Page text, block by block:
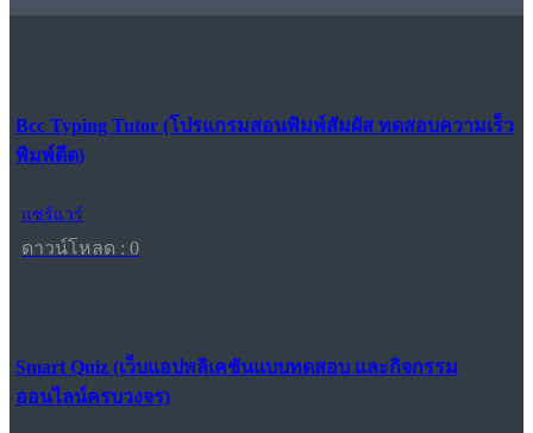
Bcc Typing Tutor (โปรแกรมสอนพิมพ์สัมผัส ทดสอบความเร็ว
พิมพ์ดีด)
แชร์แวร์
ดาวน์โหลด : 0
Smart Quiz (เว็บแอปพลิเคชันแบบทดสอบ และกิจกรรม
ออนไลน์ครบวงจร)